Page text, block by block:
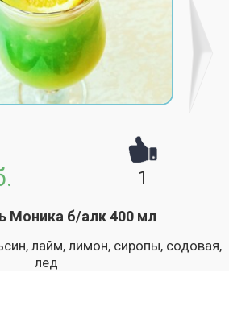
1
Моника б/алк 400 мл
лайм, лимон, сиропы, содовая,
лед